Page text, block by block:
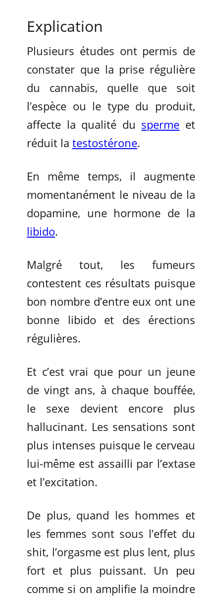
Explication
Plusieurs études ont permis de
constater que la prise régulière
du cannabis, quelle que soit
l’espèce ou le type du produit,
affecte la qualité du sperme et
réduit la testostérone.
En même temps, il augmente
momentanément le niveau de la
dopamine, une hormone de la
libido.
Malgré tout, les fumeurs
contestent ces résultats puisque
bon nombre d’entre eux ont une
bonne libido et des érections
régulières.
Et c’est vrai que pour un jeune
de vingt ans, à chaque bouffée,
le sexe devient encore plus
hallucinant. Les sensations sont
plus intenses puisque le cerveau
lui-même est assailli par l’extase
et l’excitation.
De plus, quand les hommes et
les femmes sont sous l’effet du
shit, l’orgasme est plus lent, plus
fort et plus puissant. Un peu
comme si on amplifie la moindre